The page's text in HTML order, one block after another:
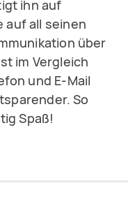
ihn auf
auf all seinen
über
im Vergleich
und E-Mail
So
Spaß!